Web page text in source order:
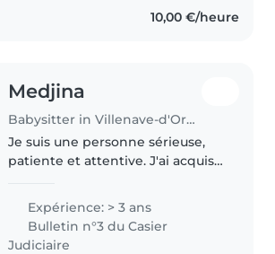
10,00 €/heure
Medjina
Babysitter in Villenave-d'Ornon
Je suis une personne sérieuse,
patiente et attentive. J'ai acquis
sœur de 3 ans. Je prends soin
d'elle au quotidien, je joue..
Expérience: > 3 ans
Bulletin n°3 du Casier
Judiciaire